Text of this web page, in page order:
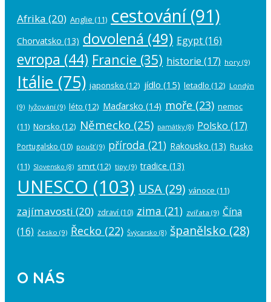
Afrika (20) Anglie (11) cestování(91)
Chorvatsko (13) dovolená (49) Egypt(16)
evropa (44) Francie (35) historie (17) hory (9)
Itálie (75) japonsko (12) jídlo (15) letadlo (12) Londýn
(9) lyžování (9) léto (12) Maďarsko (14) moře (23) nemoc
(11) Norsko (12) Německo (25) památky(8) Polsko (17)
Portugalsko (10) poušť(9) příroda (21) Rakousko (13) Rusko
(11) Slovensko (8) smrt(12) tipy (9) tradice (13)
UNESCO (103) USA (29) vánoce (11)
zajímavosti (20) zdraví (10) zima (21) zvířata (9) Čína
(16) česko (9) Řecko (22) Švýcarsko (8) španělsko (28)
O NÁS